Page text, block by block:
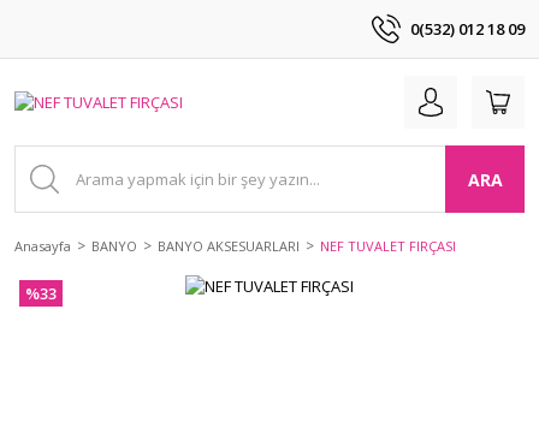
0(532) 012 18 09
ARA
Anasayfa BANYO BANYO AKSESUARLARI NEF TUVALET FIRÇASI
%33